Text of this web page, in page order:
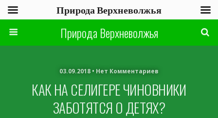
Природа Верхневолжья
03.09.2018 • Нет Комментариев
КАК НА СЕЛИГЕРЕ ЧИНОВНИКИ
ЗАБОТЯТСЯ О ДЕТЯХ?
Природа Верхневолжья